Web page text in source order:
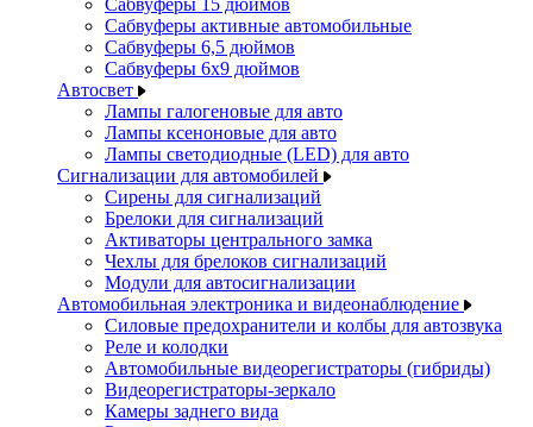
Сабвуферы 15 дюймов
Сабвуферы активные автомобильные
Сабвуферы 6,5 дюймов
Сабвуферы 6x9 дюймов
Автосвет
Лампы галогеновые для авто
Лампы ксеноновые для авто
Лампы светодиодные (LED) для авто
Сигнализации для автомобилей
Сирены для сигнализаций
Брелоки для сигнализаций
Активаторы центрального замка
Чехлы для брелоков сигнализаций
Модули для автосигнализации
Автомобильная электроника и видеонаблюдение
Силовые предохранители и колбы для автозвука
Реле и колодки
Автомобильные видеорегистраторы (гибриды)
Видеорегистраторы-зеркало
Камеры заднего вида